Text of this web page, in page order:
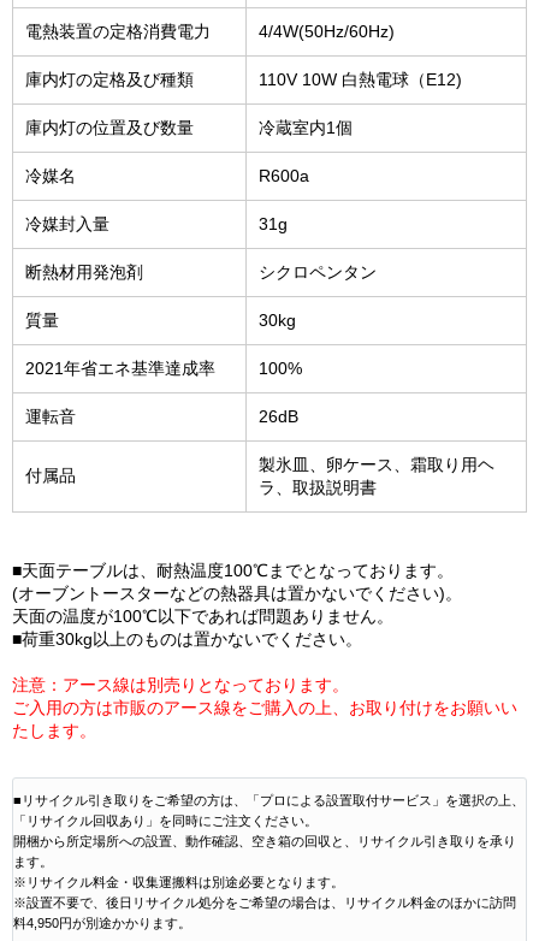
電熱装置の定格消費電力 4/4W(50Hz/60Hz)
庫内灯の定格及び種類 110V 10W 白熱電球（E12)
庫内灯の位置及び数量 冷蔵室内1個
冷媒名 R600a
冷媒封入量 31g
断熱材用発泡剤 シクロペンタン
質量 30kg
2021年省エネ基準達成率 100%
運転音 26dB
付属品
製氷皿、卵ケース、霜取り用ヘ
ラ、取扱説明書
■天面テーブルは、耐熱温度100℃までとなっております。
(オーブントースターなどの熱器具は置かないでください)。
天面の温度が100℃以下であれば問題ありません。
■荷重30kg以上のものは置かないでください。
注意：アース線は別売りとなっております。
ご入用の方は市販のアース線をご購入の上、お取り付けをお願いい
たします。
■リサイクル引き取りをご希望の方は、「プロによる設置取付サービス」を選択の上、
「リサイクル回収あり」を同時にご注文ください。
開梱から所定場所への設置、動作確認、空き箱の回収と、リサイクル引き取りを承り
ます。
※リサイクル料金・収集運搬料は別途必要となります。
※設置不要で、後日リサイクル処分をご希望の場合は、リサイクル料金のほかに訪問
料4,950円が別途かかります。